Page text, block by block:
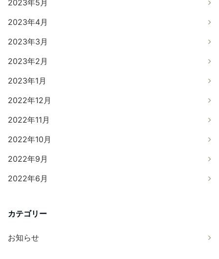
2023年5月
2023年4月
2023年3月
2023年2月
2023年1月
2022年12月
2022年11月
2022年10月
2022年9月
2022年6月
カテゴリー
お知らせ